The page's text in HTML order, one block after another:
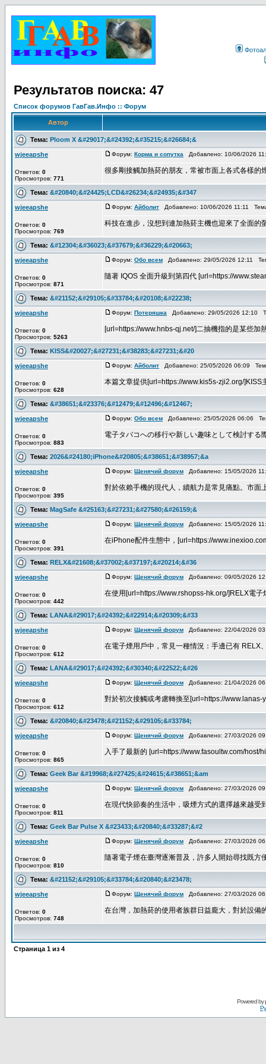
Результатов поиска: 47
Список форумов ГавГав.Инфо :: Форум
Автор
Тема: Ploom X &#29017;&#24392;&#35215;&#26684;&
wjeeapshe
Ответов: 0
Просмотров: 771
Форум: Корма и сопутка Добавлено: 10/06/2026
很多剛接觸加熱菸的朋友，常被市面上各式各樣的
Тема: &#20840;&#24425;LCD&#26234;&#24935;&#347
wjeeapshe
Ответов: 0
Просмотров: 769
Форум: Айболит Добавлено: 10/06/2026 11:11
科技在進步，沒想到連加熱菸主機也迎來了全面的
Тема: &#12304;&#36023;&#37679;&#36229;&#20663;
wjeeapshe
Ответов: 0
Просмотров: 871
Форум: Обо всем Добавлено: 29/05/2026 12:11
隨著 IQOS 全面升級到第四代 [url=https://
Тема: &#21152;&#29105;&#33784;&#20108;&#22238;
wjeeapshe
Ответов: 0
Просмотров: 5263
Форум: Потеряшка Добавлено: 29/05/2026 12:10
[url=https://www.hnbs-qj.net/]二抽機指的是某些加
Тема: KISS&#20027;&#27231;&#38283;&#27231;&#20
wjeeapshe
Ответов: 0
Просмотров: 628
Форум: Айболит Добавлено: 25/05/2026 06:09
本篇文章提供[url=https://www.kis5s-zji2.org/]KISS
Тема: &#38651;&#23376;&#12479;&#12496;&#12467;
wjeeapshe
Ответов: 0
Просмотров: 883
Форум: Обо всем Добавлено: 25/05/2026 06:06
電子タバコへの移行や新しい趣味として検討する
Тема: 2026&#24180;iPhone&#20805;&#38651;&#38957;&a
wjeeapshe
Ответов: 0
Просмотров: 395
Форум: Щенячий форум Добавлено: 15/05/2026
對於依賴手機的現代人，續航力是常見痛點。市面
Тема: MagSafe &#25163;&#27231;&#27580;&#26159;&
wjeeapshe
Ответов: 0
Просмотров: 391
Форум: Щенячий форум Добавлено: 15/05/2026
在iPhone配件生態中，[url=https://
Тема: RELX&#21608;&#37002;&#37197;&#20214;&#36
wjeeapshe
Ответов: 0
Просмотров: 442
Форум: Щенячий форум Добавлено: 09/05/2026
在使用[url=https://www.rshopss-hk.org/]RELX電子
Тема: LANA&#29017;&#24392;&#22914;&#20309;&#33
wjeeapshe
Ответов: 0
Просмотров: 612
Форум: Щенячий форум Добавлено: 22/04/2026
在電子煙用戶中，常見一種情況：手邊已有 RELX
Тема: LANA&#29017;&#24392;&#30340;&#22522;&#26
wjeeapshe
Ответов: 0
Просмотров: 612
Форум: Щенячий форум Добавлено: 21/04/2026
對於初次接觸或考慮轉換至[url=https://www.lanas-
Тема: &#20840;&#23478;&#21152;&#29105;&#33784;
wjeeapshe
Ответов: 0
Просмотров: 865
Форум: Щенячий форум Добавлено: 27/03/2026
入手了最新的 [url=https://www.fasoultw.com/host/
Тема: Geek Bar &#19968;&#27425;&#24615;&#38651;&am
wjeeapshe
Ответов: 0
Просмотров: 811
Форум: Щенячий форум Добавлено: 27/03/2026
在現代快節奏的生活中，吸煙方式的選擇越來越受
Тема: Geek Bar Pulse X &#23433;&#20840;&#33287;&#2
wjeeapshe
Ответов: 0
Просмотров: 810
Форум: Щенячий форум Добавлено: 27/03/2026
隨著電子煙在臺灣逐漸普及，許多人開始尋找既方
Тема: &#21152;&#29105;&#33784;&#20840;&#23478;
wjeeapshe
Ответов: 0
Просмотров: 748
Форум: Щенячий форум Добавлено: 27/03/2026
在台灣，加熱菸的使用者族群日益龐大，對於設備
Страница 1 из 4
Powered by